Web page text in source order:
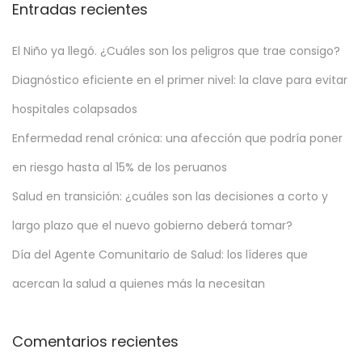
0
Entradas recientes
El Niño ya llegó. ¿Cuáles son los peligros que trae consigo?
Diagnóstico eficiente en el primer nivel: la clave para evitar
hospitales colapsados
Enfermedad renal crónica: una afección que podría poner
en riesgo hasta al 15% de los peruanos
Salud en transición: ¿cuáles son las decisiones a corto y
largo plazo que el nuevo gobierno deberá tomar?
Día del Agente Comunitario de Salud: los líderes que
acercan la salud a quienes más la necesitan
Comentarios recientes